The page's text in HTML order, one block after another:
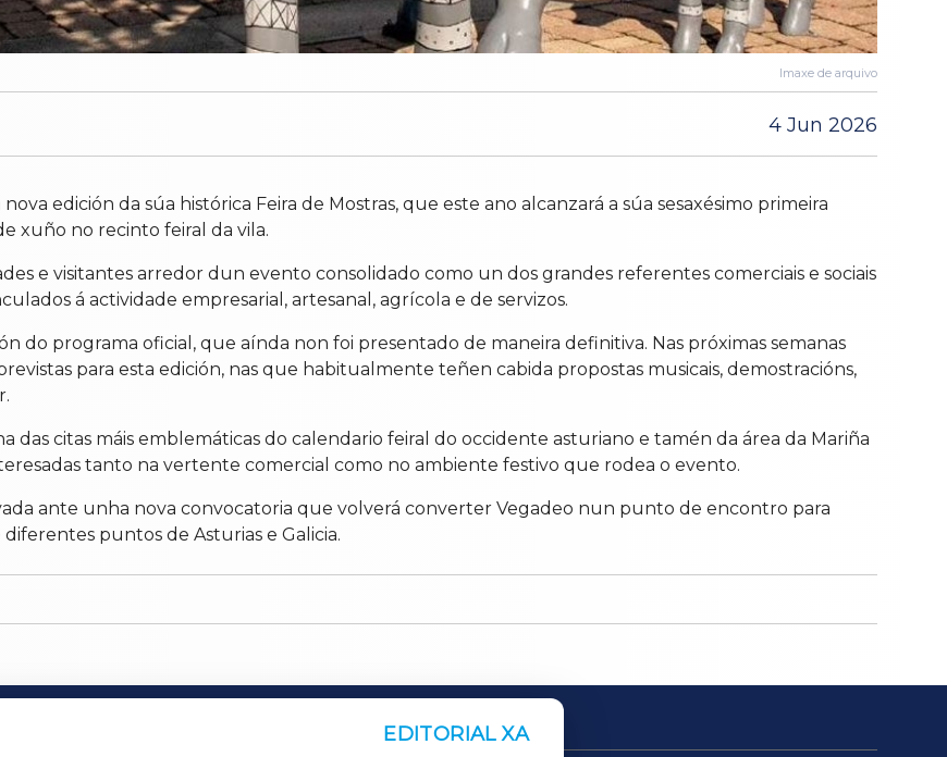
Imaxe de arquivo
4 Jun 2026
edición da súa histórica Feira de Mostras, que este ano alcanzará a súa sesaxésimo primeira
xuño no recinto feiral da vila.
e visitantes arredor dun evento consolidado como un dos grandes referentes comerciais e sociais
á actividade empresarial, artesanal, agrícola e de servizos.
do programa oficial, que aínda non foi presentado de maneira definitiva. Nas próximas semanas
para esta edición, nas que habitualmente teñen cabida propostas musicais, demostracións,
das citas máis emblemáticas do calendario feiral do occidente asturiano e tamén da área da Mariña
tanto na vertente comercial como no ambiente festivo que rodea o evento.
ante unha nova convocatoria que volverá converter Vegadeo nun punto de encontro para
puntos de Asturias e Galicia.
EDITORIAL XA